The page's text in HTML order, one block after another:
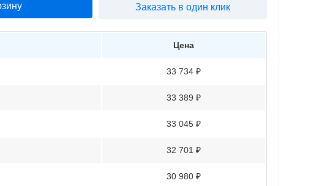
Заказать в один клик
Цена
33 734 ₽
33 389 ₽
33 045 ₽
32 701 ₽
30 980 ₽